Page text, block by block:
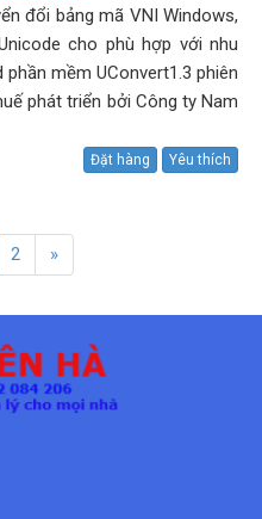
đổi bảng mã VNI Windows,
cho phù hợp với nhu
mềm UConvert1.3 phiên
phát triển bởi Công ty Nam
Đặt hàng Yêu thích
2 »